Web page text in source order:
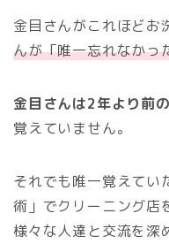
金目さんがこれほどお
んが「唯一忘れなかっ
金目さんは2年より前
覚えていません。
それでも唯一覚えてい
術」でクリーニング店
様々な人達と交流を深